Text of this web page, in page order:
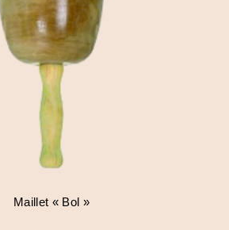
Maillet « Bol »